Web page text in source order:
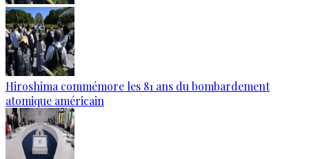
Hiroshima commémore les 81 ans du bombardement
atomique américain